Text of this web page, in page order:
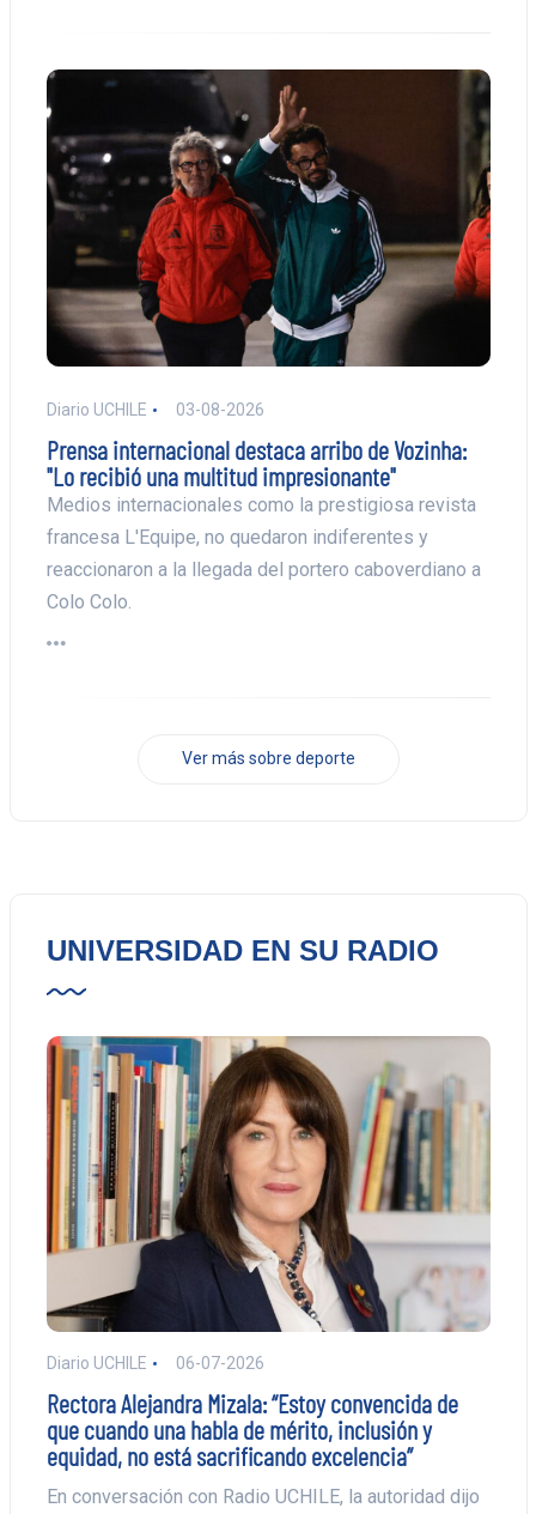
Diario UCHILE 03-08-2026
Prensa internacional destaca arribo de Vozinha:
"Lo recibió una multitud impresionante"
Medios internacionales como la prestigiosa revista
francesa L'Equipe, no quedaron indiferentes y
reaccionaron a la llegada del portero caboverdiano a
Colo Colo.
Ver más sobre deporte
UNIVERSIDAD EN SU RADIO
Diario UCHILE 06-07-2026
Rectora Alejandra Mizala: “Estoy convencida de
que cuando una habla de mérito, inclusión y
equidad, no está sacrificando excelencia”
En conversación con Radio UCHILE, la autoridad dijo